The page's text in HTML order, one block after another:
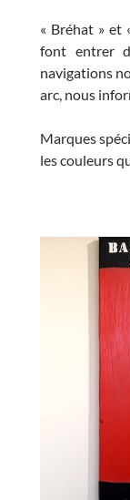
« Bréhat » et
font entrer
navigations
arc, nous
Marques
les couleurs